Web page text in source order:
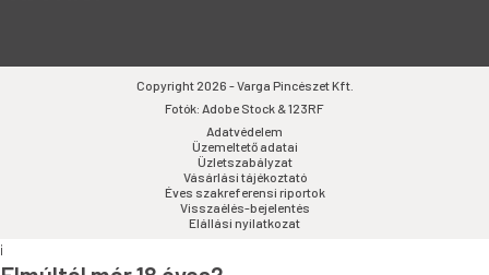
Copyright 2026 - Varga Pincészet Kft.
Fotók: Adobe Stock & 123RF
Adatvédelem
Üzemeltető adatai
Üzletszabályzat
Vásárlási tájékoztató
Éves szakreferensi riportok
Visszaélés-bejelentés
Elállási nyilatkozat
i